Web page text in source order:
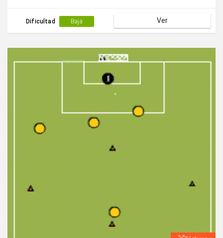
Dificultad Baja Ver